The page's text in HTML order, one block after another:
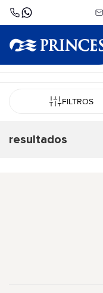
FILTROS
resultados